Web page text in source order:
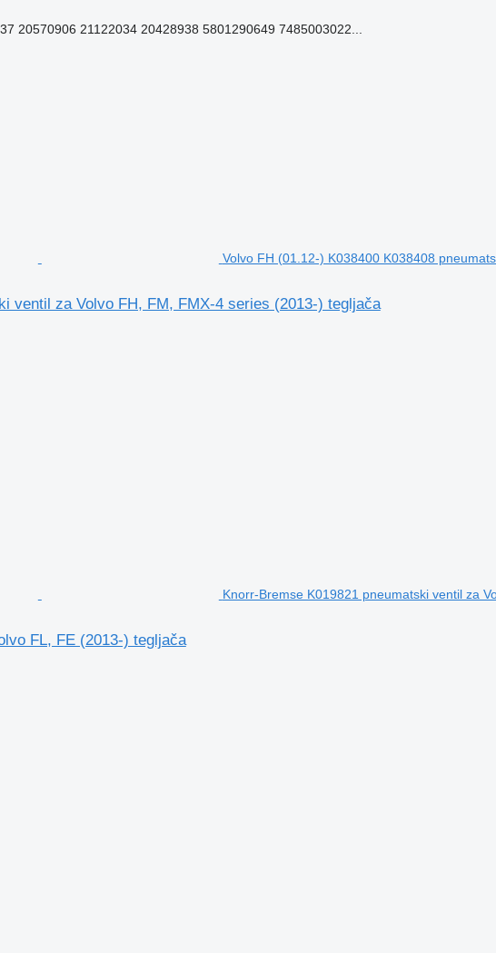
20570906 21122034 20428938 5801290649 7485003022...
Volvo FH (01.12-) K038400 K038408
ventil za Volvo FH, FM, FMX-4 series (2013-) tegljača
Knorr-Bremse K019821 pneumatski ventil za
FL, FE (2013-) tegljača